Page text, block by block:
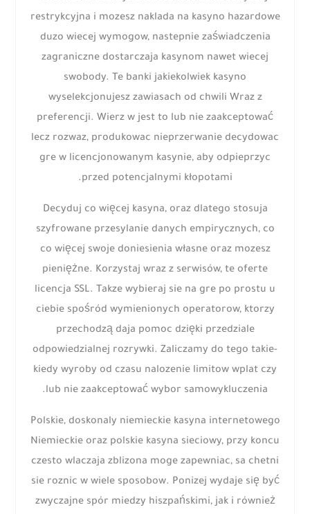
restrykcyjna i mozesz naklada na kasyno hazardowe
duzo wiecej wymogow, nastepnie zaświadczenia
zagraniczne dostarczaja kasynom nawet wiecej
swobody. Te banki jakiekolwiek kasyno
wyselekcjonujesz zawiasach od chwili Wraz z
preferencji. Wierz w jest to lub nie zaakceptować
lecz rozwaz, produkowac nieprzerwanie decydowac
gre w licencjonowanym kasynie, aby odpieprzyc
przed potencjalnymi kłopotami.
Decyduj co więcej kasyna, oraz dlatego stosuja
szyfrowane przesylanie danych empirycznych, co
co więcej swoje doniesienia własne oraz mozesz
pieniężne. Korzystaj wraz z serwisów, te oferte
licencja SSL. Takze wybieraj sie na gre po prostu u
ciebie spośród wymienionych operatorow, ktorzy
przechodzą daja pomoc dzięki przedziale
odpowiedzialnej rozrywki. Zaliczamy do tego takie-
kiedy wyroby od czasu nalozenie limitow wplat czy
lub nie zaakceptować wybor samowykluczenia.
Polskie, doskonaly niemieckie kasyna internetowego
Niemieckie oraz polskie kasyna sieciowy, przy koncu
czesto wlaczaja zblizona moge zapewniac, sa chetni
sie roznic w wiele sposobow. Ponizej wydaje się być
zwyczajne spór miedzy hiszpańskimi, jak i również